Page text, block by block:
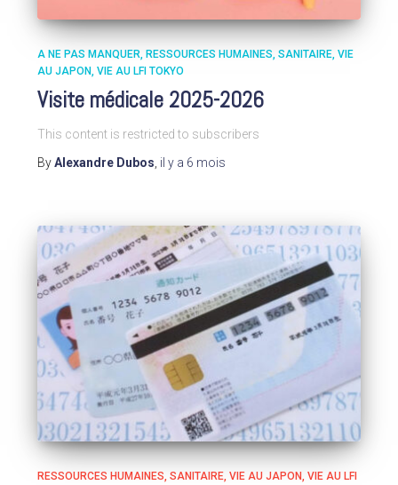
A NE PAS MANQUER RESSOURCES HUMAINES SANITAIRE VIE
AU JAPON VIE AU LFI TOKYO
Visite médicale 2025-2026
This content is restricted to subscribers
ByAlexandre Dubos il y a 6 mois
RESSOURCES HUMAINES SANITAIRE VIE AU JAPON VIE AU LFI